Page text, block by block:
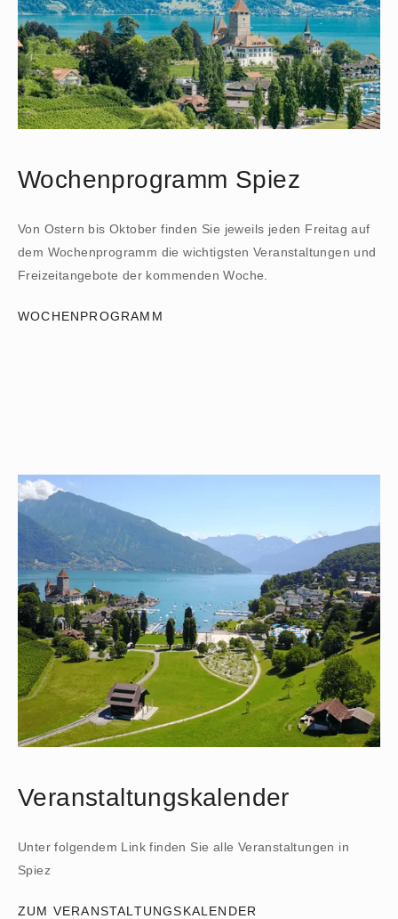
Wochenprogramm Spiez
Von Ostern bis Oktober finden Sie jeweils jeden Freitag auf
dem Wochenprogramm die wichtigsten Veranstaltungen und
Freizeitangebote der kommenden Woche.
WOCHENPROGRAMM
Veranstaltungskalender
Unter folgendem Link finden Sie alle Veranstaltungen in
Spiez
ZUM VERANSTALTUNGSKALENDER